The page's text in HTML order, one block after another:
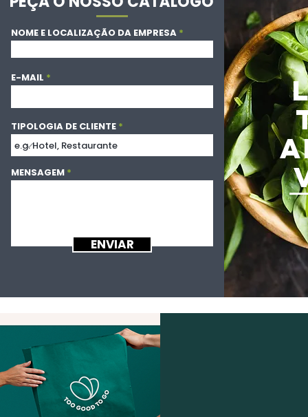
NOME E LOCALIZAÇÃO DA EMPRESA
E-MAIL
TIPOLOGIA DE CLIENTE
MENSAGEM
ENVIAR